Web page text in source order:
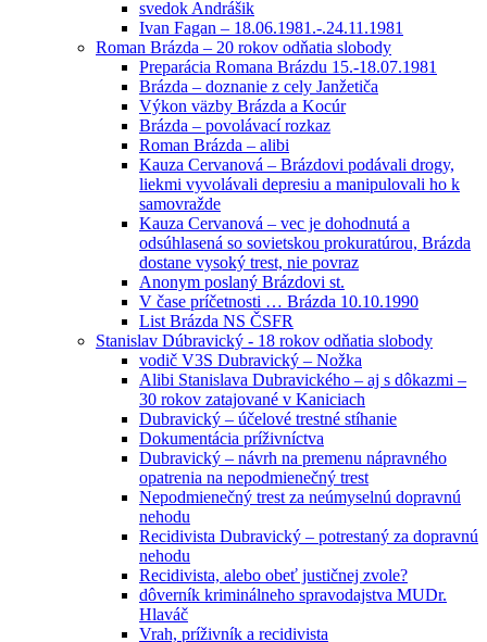
svedok Andrášik
Ivan Fagan – 18.06.1981.-.24.11.1981
Roman Brázda – 20 rokov odňatia slobody
Preparácia Romana Brázdu 15.-18.07.1981
Brázda – doznanie z cely Janžetiča
Výkon väzby Brázda a Kocúr
Brázda – povolávací rozkaz
Roman Brázda – alibi
Kauza Cervanová – Brázdovi podávali drogy,
liekmi vyvolávali depresiu a manipulovali ho k
samovražde
Kauza Cervanová – vec je dohodnutá a
odsúhlasená so sovietskou prokuratúrou, Brázda
dostane vysoký trest, nie povraz
Anonym poslaný Brázdovi st.
V čase príčetnosti … Brázda 10.10.1990
List Brázda NS ČSFR
Stanislav Dúbravický - 18 rokov odňatia slobody
vodič V3S Dubravický – Nožka
Alibi Stanislava Dubravického – aj s dôkazmi –
30 rokov zatajované v Kaniciach
Dubravický – účelové trestné stíhanie
Dokumentácia príživníctva
Dubravický – návrh na premenu nápravného
opatrenia na nepodmienečný trest
Nepodmienečný trest za neúmyselnú dopravnú
nehodu
Recidivista Dubravický – potrestaný za dopravnú
nehodu
Recidivista, alebo obeť justičnej zvole?
dôverník kriminálneho spravodajstva MUDr.
Hlaváč
Vrah, príživník a recidivista